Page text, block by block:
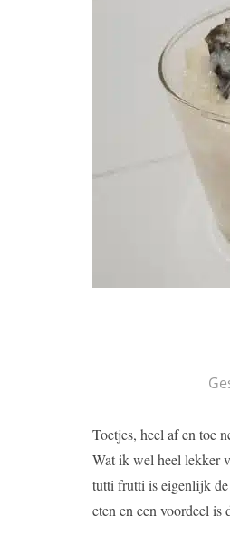
Toetjes, heel af en toe
Wat ik wel heel lekker
tutti frutti is eigenlijk
eten en een voordeel is